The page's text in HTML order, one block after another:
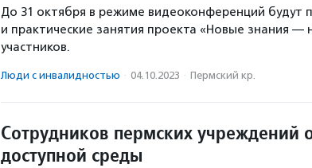
До 31 октября в режиме видеоконференций будут
и практические занятия проекта «Новые знания
участников.
Люди с инвалидностью · 04.10.2023 · Пермский кр.
Сотрудников пермских учреждений
доступной среды